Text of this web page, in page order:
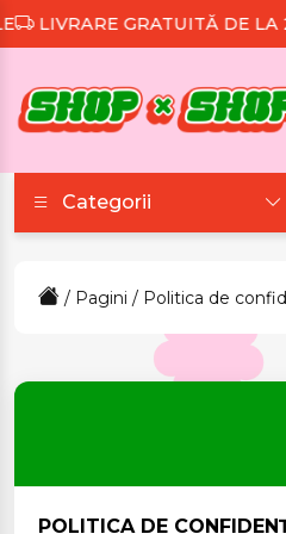
GRATUITĂ DE LA 299
Categorii
Colecții tematice
/ Pagini / Politica de
POLITICA DE